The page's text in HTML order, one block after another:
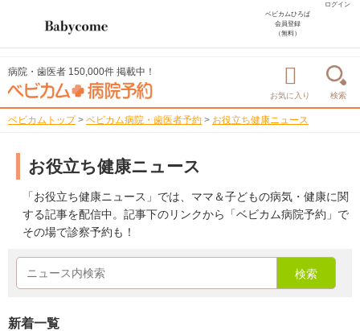
ログイン
ベビカムひろば
会員登録
（無料）
病院・歯医者 150,000件 掲載中！
お気に入り 検索
ベビカムトップ> ベビカム病院・歯医者予約 > お役立ち健康ニュース
お役立ち健康ニュース
「お役立ち健康ニュース」では、ママ＆子どもの病気・健康に関
する記事を配信中。記事下のリンクから「ベビカム病院予約」で
その場で診察予約も！
新着一覧